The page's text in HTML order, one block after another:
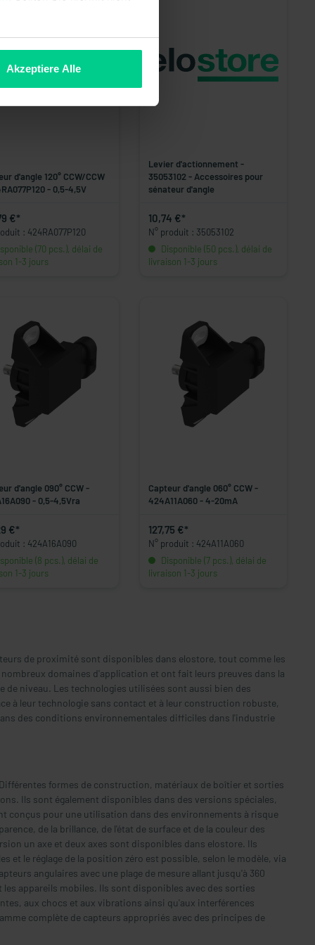
Akzeptiere Alle
d'angle 120° CCW/CCW
- 0,5-4,5V
€*
: 424RA077P120
(70 pcs.), délai de
1-3 jours
Levier d'actionnement -
35053102 - Accessoires pour
sénateur d'angle
10,74 €*
N° produit : 35053102
Disponible (50 pcs.), délai de
livraison 1-3 jours
d'angle 090° CCW -
- 0,5-4,5Vra
€*
: 424A16A090
(8 pcs.), délai de
1-3 jours
Capteur d'angle 060° CCW -
424A11A060 - 4-20mA
127,75 €*
N° produit : 424A11A060
Disponible (7 pcs.), délai de
livraison 1-3 jours
de proximité sont disponibles dans elostore, tout comme les
domaines d'application et ont fait leurs preuves dans la
niveau. Les technologies utilisées sont aussi bien des
à leur technologie sans contact et à leur construction robuste,
des conditions environnementales difficiles dans l'industrie
formes de construction, matériaux de boîtier et sorties
Ils sont également disponibles dans des versions spéciales,
conçus pour une utilisation dans des environnements à risque
de la brillance, de l'état de surface et de la couleur des
un axe et deux axes sont disponibles dans elostore. Ils
le réglage de la position zéro est possible, selon le modèle, via
angulaires avec une plage de mesure allant jusqu'à 360
appareils mobiles. Ils sont disponibles avec des sorties
aux chocs et aux vibrations ainsi qu'aux interférences
complète de capteurs appropriés avec des principes de